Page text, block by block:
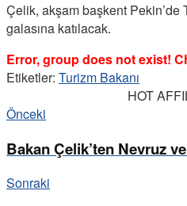
Çelik, akşam başkent Pekin’de
galasına katılacak.
Error, group does not exist!
Etiketler: Turizm Bakanı
HOT
Önceki
Bakan Çelik’ten Nevruz
Sonraki